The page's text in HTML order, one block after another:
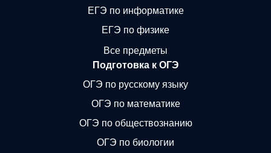
ЕГЭ по информатике
ЕГЭ по физике
Все предметы
Подготовка к ОГЭ
ОГЭ по русскому языку
ОГЭ по математике
ОГЭ по обществознанию
ОГЭ по биологии